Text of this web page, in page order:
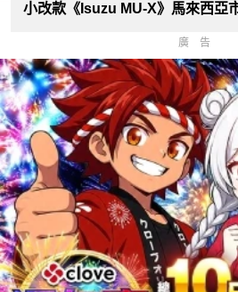
小改款《Isuzu MU-X》馬來西亞
廣告